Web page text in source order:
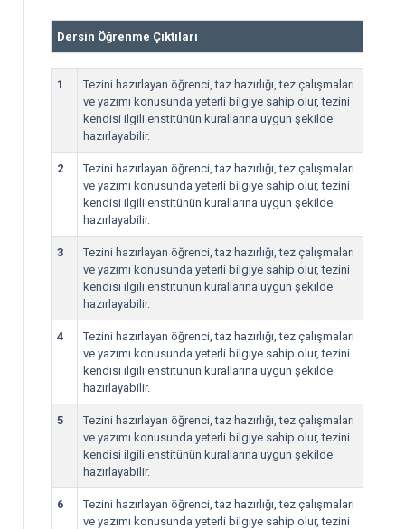
Dersin Öğrenme Çıktıları
1
Tezini hazırlayan öğrenci, taz hazırlığı, tez çalışmaları
ve yazımı konusunda yeterli bilgiye sahip olur, tezini
kendisi ilgili enstitünün kurallarına uygun şekilde
hazırlayabilir.
2
Tezini hazırlayan öğrenci, taz hazırlığı, tez çalışmaları
ve yazımı konusunda yeterli bilgiye sahip olur, tezini
kendisi ilgili enstitünün kurallarına uygun şekilde
hazırlayabilir.
3
Tezini hazırlayan öğrenci, taz hazırlığı, tez çalışmaları
ve yazımı konusunda yeterli bilgiye sahip olur, tezini
kendisi ilgili enstitünün kurallarına uygun şekilde
hazırlayabilir.
4
Tezini hazırlayan öğrenci, taz hazırlığı, tez çalışmaları
ve yazımı konusunda yeterli bilgiye sahip olur, tezini
kendisi ilgili enstitünün kurallarına uygun şekilde
hazırlayabilir.
5
Tezini hazırlayan öğrenci, taz hazırlığı, tez çalışmaları
ve yazımı konusunda yeterli bilgiye sahip olur, tezini
kendisi ilgili enstitünün kurallarına uygun şekilde
hazırlayabilir.
6
Tezini hazırlayan öğrenci, taz hazırlığı, tez çalışmaları
ve yazımı konusunda yeterli bilgiye sahip olur, tezini